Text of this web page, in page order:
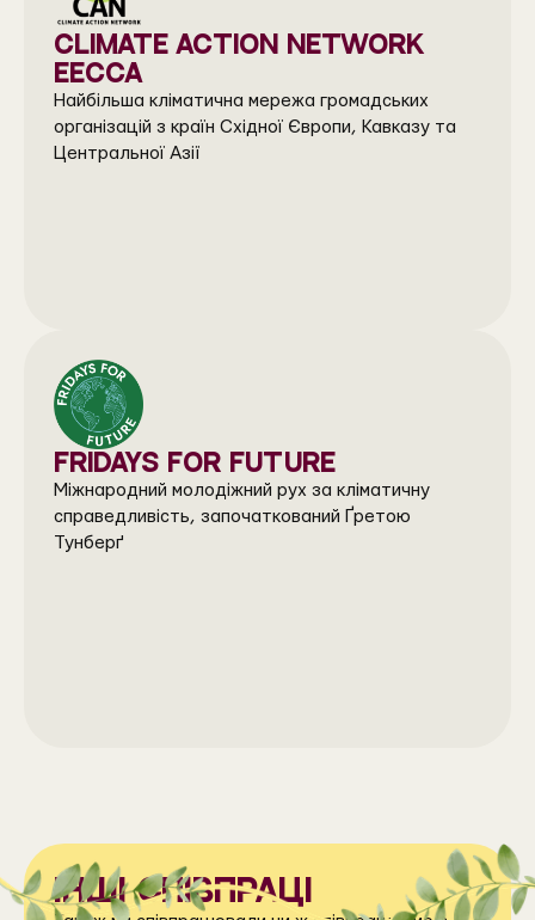
CLIMATE ACTION NETWORK
EECCA
Найбільша кліматична мережа громадських
організацій з країн Східної Європи, Кавказу та
Центральної Азії
FRIDAYS FOR FUTURE
Міжнародний молодіжний рух за кліматичну
справедливість, започаткований Ґретою
Тунберґ
інші співпраці